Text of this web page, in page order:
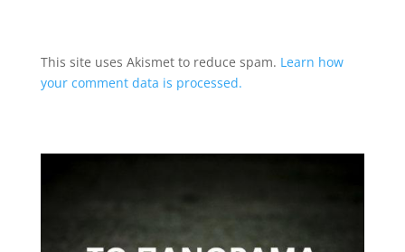
This site uses Akismet to reduce spam. Learn how
your comment data is processed.